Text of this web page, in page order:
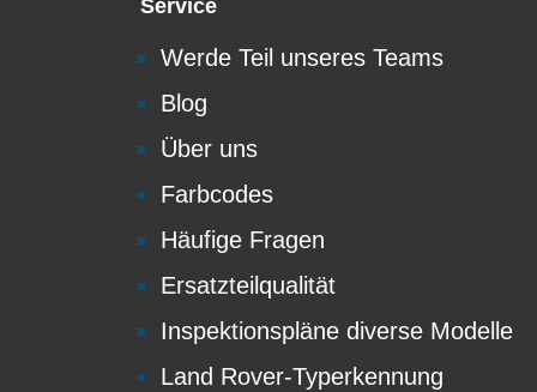
Service
Werde Teil unseres Teams
Blog
Über uns
Farbcodes
Häufige Fragen
Ersatzteilqualität
Inspektionspläne diverse Modelle
Land Rover-Typerkennung